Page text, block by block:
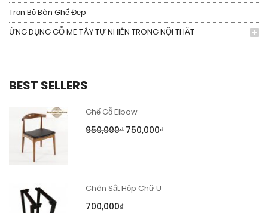
Trọn Bộ Bàn Ghế Đẹp
ỨNG DỤNG GỖ ME TÂY TỰ NHIÊN TRONG NỘI THẤT
BEST SELLERS
Ghế Gỗ Elbow
950,000₫ 750,000₫
Chân Sắt Hộp Chữ U
700,000₫